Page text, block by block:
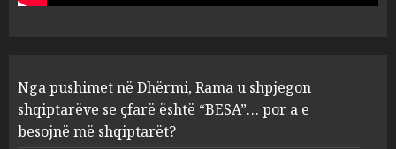
1 AUGUST 6, 2026
kortizolit para gjumit dhe
përmirësojnë cilësinë e gjumit
AUGUST 6, 2026
Nga pushimet në Dhërmi, Rama u shpjegon
shqiptarëve se çfarë është “BESA”… por a e
besojnë më shqiptarët?